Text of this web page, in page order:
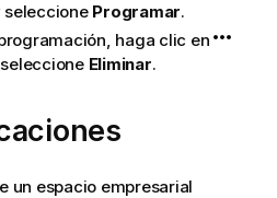
Programar.
haga clic en
Eliminar.
un espacio empresarial